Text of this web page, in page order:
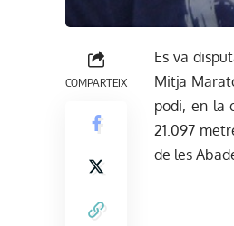
COMPARTEIX
Es va
Mitja
podi, en la
21.097
de les